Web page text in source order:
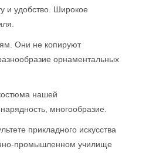
и удобство. Широкое
Они не копируют
орнаментальных
нашей
многообразие.
прикладного искусства
промышленном училище